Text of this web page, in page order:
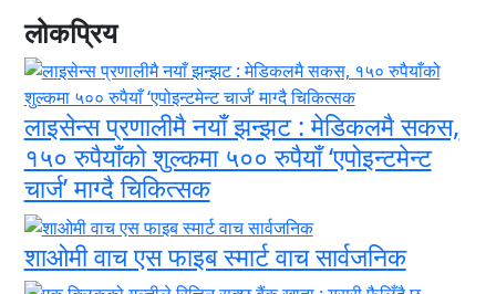
लोकप्रिय
लाइसेन्स प्रणालीमै नयाँ झन्झट : मेडिकलमै सकस,
१५० रुपैयाँको शुल्कमा ५०० रुपैयाँ ‘एपोइन्टमेन्ट
चार्ज’ माग्दै चिकित्सक
शाओमी वाच एस फाइब स्मार्ट वाच सार्वजनिक